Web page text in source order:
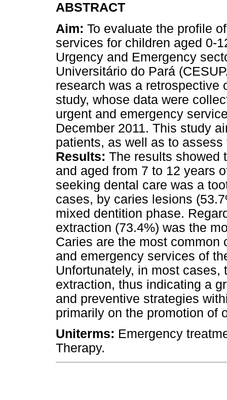
ABSTRACT
Aim: To evaluate the profile
services for children aged 0-
Urgency and Emergency
Universitário do Pará
research was a retrospective
study, whose data were
urgent and emergency
December 2011. This study
patients, as well as to
Results: The results showed
and aged from 7 to 12 years
seeking dental care was a
cases, by caries lesions
mixed dentition phase.
extraction (73.4%) was the
Caries are the most common
and emergency services of
Unfortunately, in most
extraction, thus indicating a
and preventive strategies
primarily on the promotion of
Uniterms: Emergency
Therapy.